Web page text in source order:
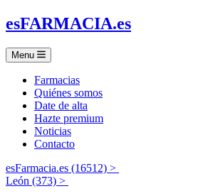
esFARMACIA.es
Menu
Farmacias
Quiénes somos
Date de alta
Hazte premium
Noticias
Contacto
esFarmacia.es (16512) >
León (373) >